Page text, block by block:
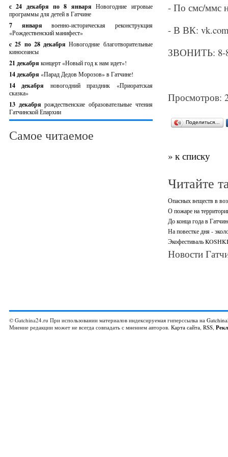
с 24 декабря по 8 январяНовогодние игровые
программы для детей в Гатчине
7 январявоенно-историческая реконструкция
«Рождественский манифест»
c 25 по 28 декабряНовогодние благотворительные
киносеансы
21 декабря концерт «Новый год к нам идет»!
14 декабря «Парад Дедов Морозов» в Гатчине!
14 декабря новогодний праздник «Приоратская
сказка»
13 декабрярождественские образовательные чтения
Гатчинской Епархии
Самое читаемое
- По смс/ммс
- В ВК:
ЗВОНИТЬ: 8-
Просмотров:
Поделиться…
» к списку
Читайте
Опасных веществ в
О пожаре на
До конца года в
На повестке дня -
Экофестиваль
Новости
© Gatchina24.ru При использовании материалов индексируемая гиперссылка на
Мнение редакции может не всегда совпадать с мнением авторов. Карта сайта, RSS,